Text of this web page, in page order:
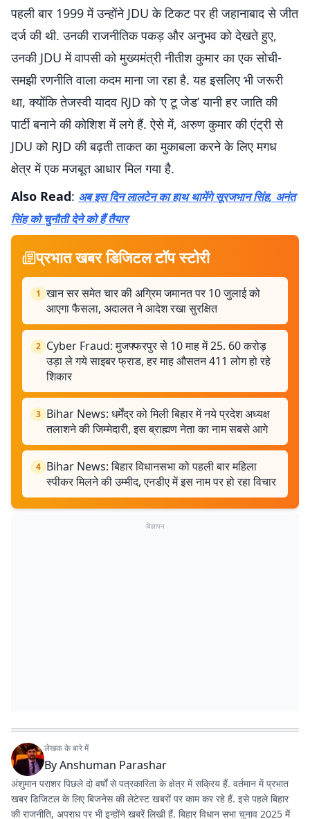
पहली बार 1999 में उन्होंने JDU के टिकट पर ही जहानाबाद से जीत
दर्ज की थी. उनकी राजनीतिक पकड़ और अनुभव को देखते हुए,
उनकी JDU में वापसी को मुख्यमंत्री नीतीश कुमार का एक सोची-
समझी रणनीति वाला कदम माना जा रहा है. यह इसलिए भी जरूरी
था, क्योंकि तेजस्वी यादव RJD को ‘ए टू जेड’ यानी हर जाति की
पार्टी बनाने की कोशिश में लगे हैं. ऐसे में, अरुण कुमार की एंट्री से
JDU को RJD की बढ़ती ताकत का मुकाबला करने के लिए मगध
क्षेत्र में एक मजबूत आधार मिल गया है.
Also Read: अब इस दिन लालटेन का हाथ थामेंगे सूरजभान सिंह, अनंत
सिंह को चुनौती देने को हैं तैयार
प्रभात खबर डिजिटल टॉप स्टोरी
1 खान सर समेत चार की अग्रिम जमानत पर 10 जुलाई को
आएगा फैसला, अदालत ने आदेश रखा सुरक्षित
2 Cyber ​​Fraud: मुजफ्फरपुर से 10 माह में 25. 60 करोड़
उड़ा ले गये साइबर फ्राड, हर माह औसतन 411 लोग हो रहे
शिकार
3 Bihar News: धर्मेंद्र को मिली बिहार में नये प्रदेश अध्यक्ष
तलाशने की जिम्मेदारी, इस ब्राह्मण नेता का नाम सबसे आगे
4 Bihar News: बिहार विधानसभा को पहली बार महिला
स्पीकर मिलने की उम्मीद, एनडीए में इस नाम पर हो रहा विचार
विज्ञापन
लेखक के बारे में
ByAnshuman Parashar
अंशुमान पराशर पिछले दो वर्षों से पत्रकारिता के क्षेत्र में सक्रिय हैं. वर्तमान में प्रभात
खबर डिजिटल के लिए बिजनेस की लेटेस्ट खबरों पर काम कर रहे हैं. इसे पहले बिहार
की राजनीति, अपराध पर भी इन्होंने खबरें लिखी हैं. बिहार विधान सभा चुनाव 2025 में